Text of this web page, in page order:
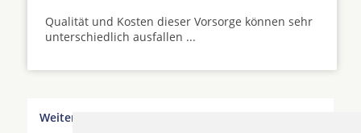
Qualität und Kosten dieser Vorsorge können sehr
unterschiedlich ausfallen ...
Weitere Orte in der Nähe von Bad Sassendorf